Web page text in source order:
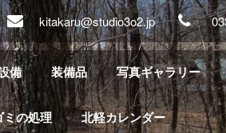
kitakaru@studio3o2.jp
備 装備品 写真ギャラリー
ミの処理 北軽カレンダー